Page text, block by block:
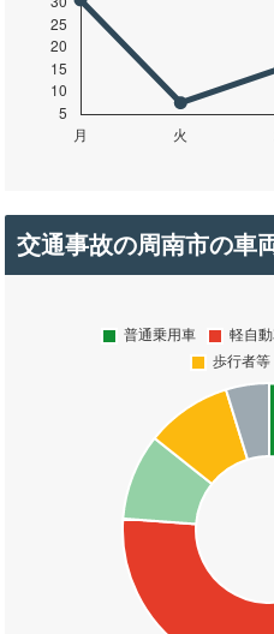
交通事故の周南市の車